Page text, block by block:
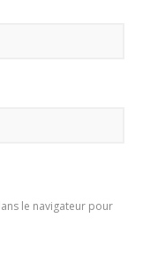
le navigateur pour